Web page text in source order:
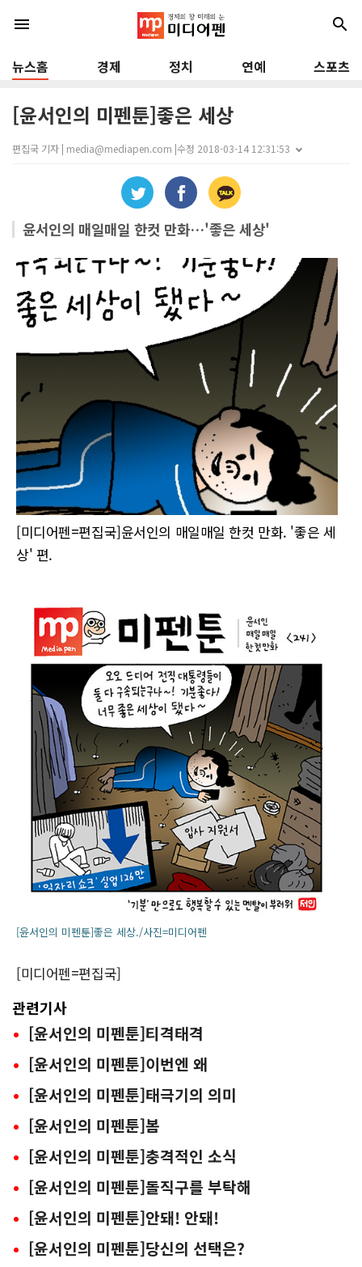
menu search
뉴스홈 경제 정치 연예 스포츠
[윤서인의 미펜툰]좋은 세상
편집국 기자 | media@mediapen.com |수정 2018-03-14 12:31:53
윤서인의 매일매일 한컷 만화…'좋은 세상'
[미디어펜=편집국]윤서인의 매일매일 한컷 만화. '좋은 세
상' 편.
[윤서인의 미펜툰]좋은 세상./사진=미디어펜
[미디어펜=편집국]
관련기사
[윤서인의 미펜툰]티격태격
[윤서인의 미펜툰]이번엔 왜
[윤서인의 미펜툰]태극기의 의미
[윤서인의 미펜툰]봄
[윤서인의 미펜툰]충격적인 소식
[윤서인의 미펜툰]돌직구를 부탁해
[윤서인의 미펜툰]안돼! 안돼!
[윤서인의 미펜툰]당신의 선택은?